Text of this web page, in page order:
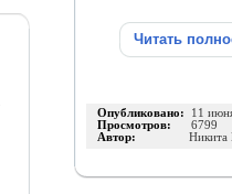
Читать
Опубликовано: 11
Просмотров: 6799
Автор: Никита